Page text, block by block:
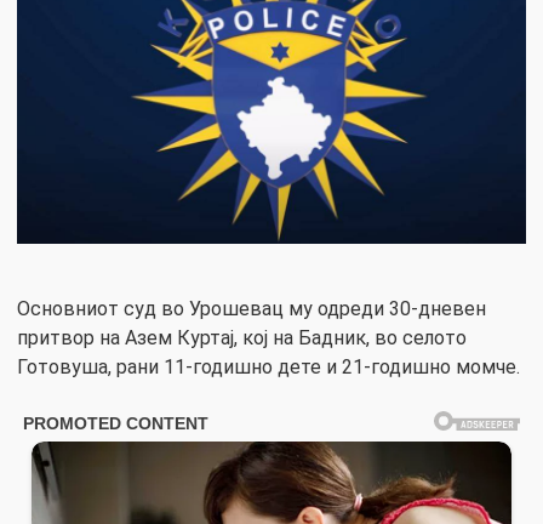
Основниот суд во Урошевац му одреди 30-дневен
притвор на Азем Куртај, кој на Бадник, во селото
Готовуша, рани 11-годишно дете и 21-годишно момче.